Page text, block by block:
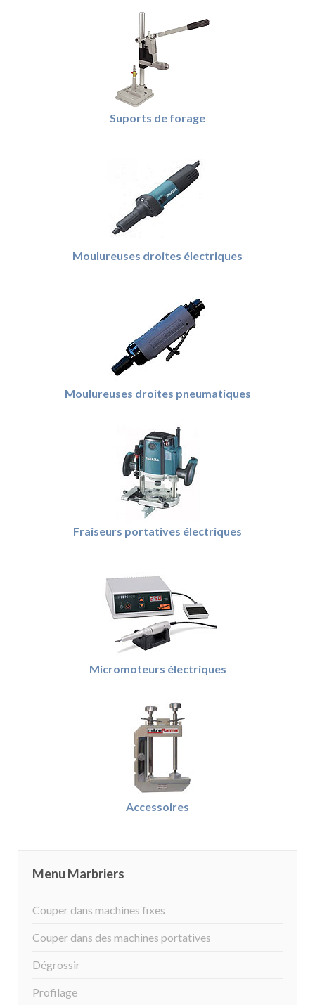
Suports de forage
Moulureuses droites électriques
Moulureuses droites pneumatiques
Fraiseurs portatives électriques
Micromoteurs électriques
Accessoires
Menu Marbriers
Couper dans machines fixes
Couper dans des machines portatives
Dégrossir
Profilage